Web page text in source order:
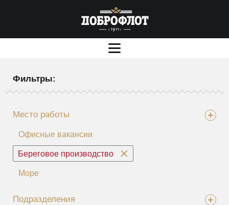
Фильтры:
Место работы
Офисные вакансии
Береговое производство
Море
Подразделения